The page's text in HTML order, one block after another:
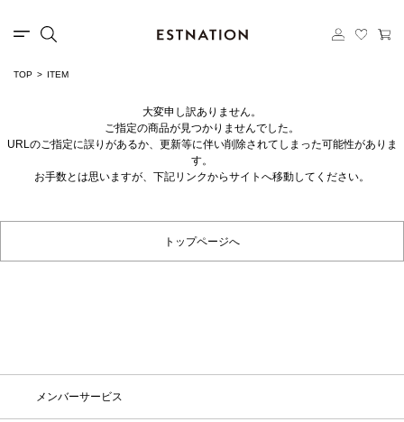
TOP ITEM
大変申し訳ありません。
ご指定の商品が見つかりませんでした。
URLのご指定に誤りがあるか、更新等に伴い削除されてしまった可能性がありま
す。
お手数とは思いますが、下記リンクからサイトへ移動してください。
トップページへ
メンバーサービス